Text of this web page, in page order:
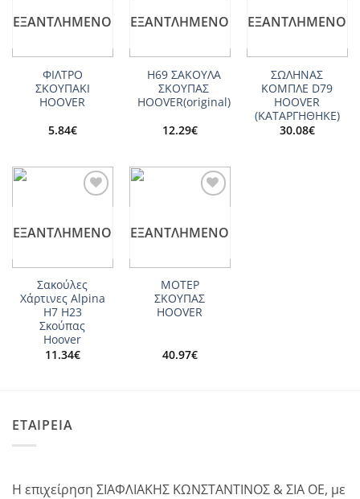
ΕΞΑΝΤΛΗΜΈΝΟ
ΦΙΛΤΡΟ
ΣΚΟΥΠΑΚΙ
HOOVER
5.84€
ΕΞΑΝΤΛΗΜΈΝΟ
Η69 ΣΑΚΟΥΛΑ
ΣΚΟΥΠΑΣ
HOOVER(original)
12.29€
ΕΞΑΝΤΛΗΜΈΝΟ
ΣΩΛΗΝΑΣ
ΚΟΜΠΛΕ D79
HOOVER
(ΚΑΤΑΡΓΗΘΗΚΕ)
30.08€
ΕΞΑΝΤΛΗΜΈΝΟ
Σακούλες
Χάρτινες Alpina
H7 H23
Σκούπας
Hoover
11.34€
ΕΞΑΝΤΛΗΜΈΝΟ
ΜΟΤΕΡ
ΣΚΟΥΠΑΣ
HOOVER
40.97€
ΕΤΑΙΡΕΙΑ
Η επιχείρηση ΣΙΑΦΛΙΑΚΗΣ ΚΩΝΣΤΑΝΤΙΝΟΣ & ΣΙΑ ΟΕ, με